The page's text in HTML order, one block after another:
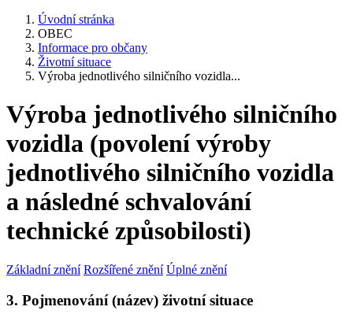
Úvodní stránka
OBEC
Informace pro občany
Životní situace
Výroba jednotlivého silničního vozidla...
Výroba jednotlivého silničního
vozidla (povolení výroby
jednotlivého silničního vozidla
a následné schvalování
technické způsobilosti)
Základní znění Rozšířené znění Úplné znění
3. Pojmenování (název) životní situace